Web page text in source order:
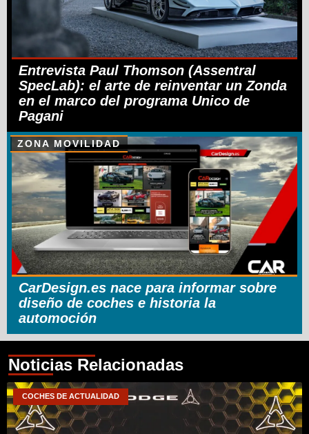
Entrevista Paul Thomson (Assentral
SpecLab): el arte de reinventar un Zonda
en el marco del programa Unico de
Pagani
ZONA MOVILIDAD
CarDesign.es nace para informar sobre
diseño de coches e historia la
automoción
Noticias Relacionadas
COCHES DE ACTUALIDAD